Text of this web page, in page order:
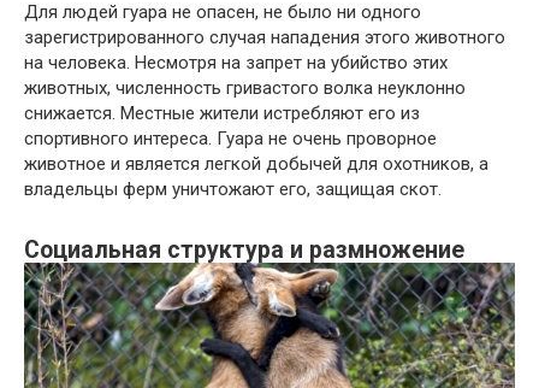
Для людей гуара не опасен, не было ни одного
зарегистрированного случая нападения этого животного
на человека. Несмотря на запрет на убийство этих
животных, численность гривастого волка неуклонно
снижается. Местные жители истребляют его из
спортивного интереса. Гуара не очень проворное
животное и является легкой добычей для охотников, а
владельцы ферм уничтожают его, защищая скот.
Социальная структура и размножение